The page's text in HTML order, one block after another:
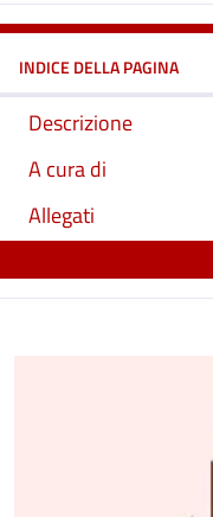
INDICE DELLA PAGINA
Descrizione
A cura di
Allegati